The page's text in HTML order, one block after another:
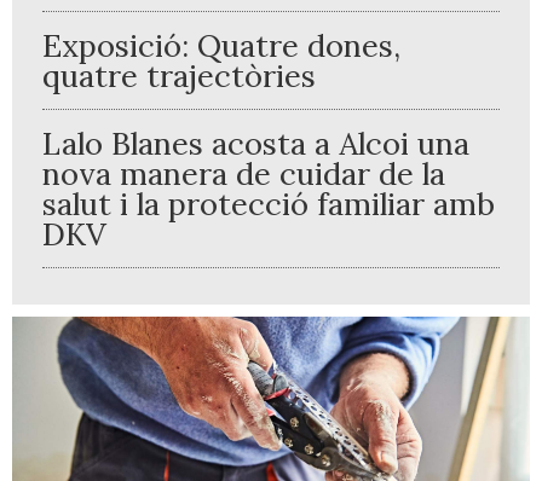
Exposició: Quatre dones,
quatre trajectòries
Lalo Blanes acosta a Alcoi una
nova manera de cuidar de la
salut i la protecció familiar amb
DKV